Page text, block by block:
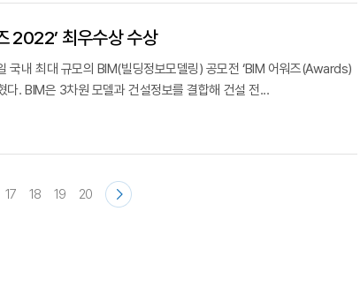
2022’ 최우수상 수상
국내 최대 규모의 BIM(빌딩정보모델링) 공모전 ‘BIM 어워즈(Awards)
. BIM은 3차원 모델과 건설정보를 결합해 건설 전...
17 18 19 20